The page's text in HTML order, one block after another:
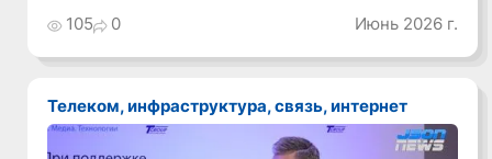
105 0 Июнь 2026 г.
Телеком, инфраструктура, связь, интернет